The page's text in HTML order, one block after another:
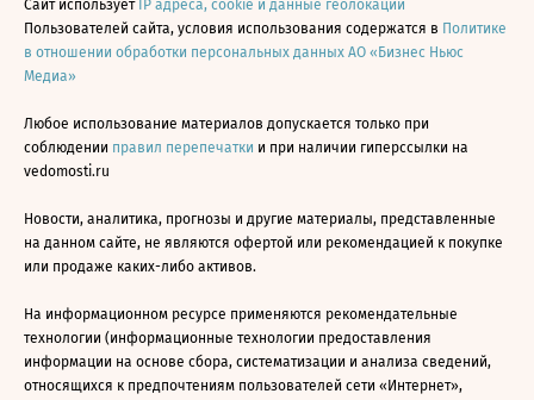
Сайт использует IP адреса, cookie и данные геолокации
Пользователей сайта, условия использования содержатся в Политике
в отношении обработки персональных данных АО «Бизнес Ньюс
Медиа»
Любое использование материалов допускается только при
соблюдении правил перепечатки и при наличии гиперссылки на
vedomosti.ru
Новости, аналитика, прогнозы и другие материалы, представленные
на данном сайте, не являются офертой или рекомендацией к покупке
или продаже каких-либо активов.
На информационном ресурсе применяются рекомендательные
технологии (информационные технологии предоставления
информации на основе сбора, систематизации и анализа сведений,
относящихся к предпочтениям пользователей сети «Интернет»,